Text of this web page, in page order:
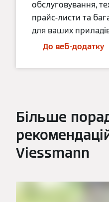
обслуговування,
прайс-листи та
для ваших
До веб-додатку
Більше
Viessmann